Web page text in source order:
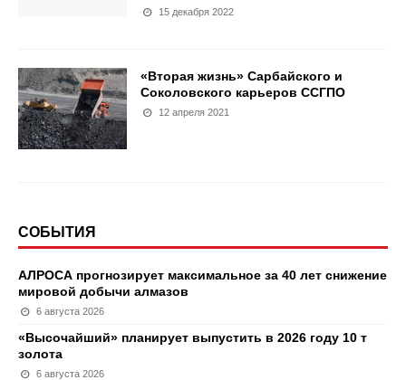
15 декабря 2022
«Вторая жизнь» Сарбайского и
Соколовского карьеров ССГПО
12 апреля 2021
СОБЫТИЯ
АЛРОСА прогнозирует максимальное за 40 лет снижение
мировой добычи алмазов
6 августа 2026
«Высочайший» планирует выпустить в 2026 году 10 т
золота
6 августа 2026